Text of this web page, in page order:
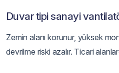
Duvar tipi sanayi
Zemin alanı korunur, yüksek
devrilme riski azalır. Ticari